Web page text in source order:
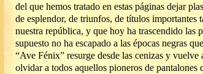
del que hemos tratado en estas páginas dejar
de esplendor, de triunfos, de títulos
nuestra república, y que hoy ha trascendido las
supuesto no ha escapado a las épocas negras
“Ave Fénix” resurge desde las cenizas y vuelve
olvidar a todos aquellos pioneros de